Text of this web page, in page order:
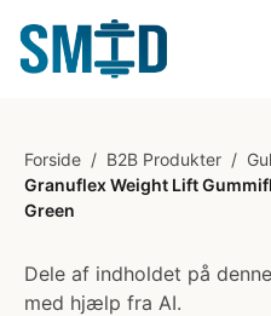
Forside / B2B Produkter /
Granuflex Weight Lift
Green
Dele af indholdet på
med hjælp fra AI.